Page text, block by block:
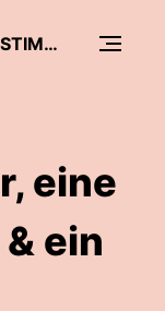
DER HAMBURGER INSIDE. STIMMEN DIESER STADT
eine
ein